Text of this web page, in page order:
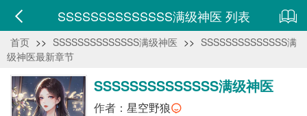
SSSSSSSSSSSSSS满级神医 列表
首页 >> SSSSSSSSSSSSSS满级神医 >> SSSSSSSSSSSSSS满
级神医最新章节
SSSSSSSSSSSSSS满级神医
作者： 星空野狼